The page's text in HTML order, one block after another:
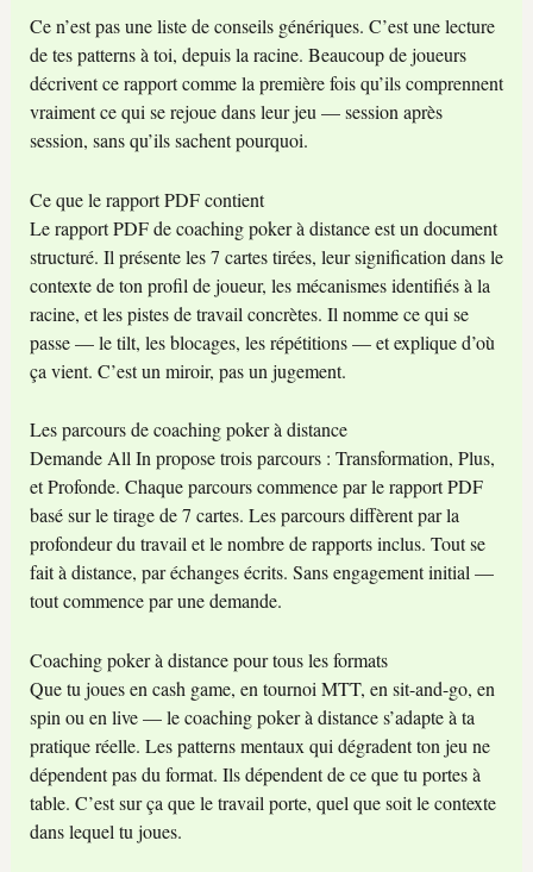
Ce n’est pas une liste de conseils génériques. C’est une lecture
de tes patterns à toi, depuis la racine. Beaucoup de joueurs
décrivent ce rapport comme la première fois qu’ils comprennent
vraiment ce qui se rejoue dans leur jeu — session après
session, sans qu’ils sachent pourquoi.
Ce que le rapport PDF contient
Le rapport PDF de coaching poker à distance est un document
structuré. Il présente les 7 cartes tirées, leur signification dans le
contexte de ton profil de joueur, les mécanismes identifiés à la
racine, et les pistes de travail concrètes. Il nomme ce qui se
passe — le tilt, les blocages, les répétitions — et explique d’où
ça vient. C’est un miroir, pas un jugement.
Les parcours de coaching poker à distance
Demande All In propose trois parcours : Transformation, Plus,
et Profonde. Chaque parcours commence par le rapport PDF
basé sur le tirage de 7 cartes. Les parcours diffèrent par la
profondeur du travail et le nombre de rapports inclus. Tout se
fait à distance, par échanges écrits. Sans engagement initial —
tout commence par une demande.
Coaching poker à distance pour tous les formats
Que tu joues en cash game, en tournoi MTT, en sit-and-go, en
spin ou en live — le coaching poker à distance s’adapte à ta
pratique réelle. Les patterns mentaux qui dégradent ton jeu ne
dépendent pas du format. Ils dépendent de ce que tu portes à
table. C’est sur ça que le travail porte, quel que soit le contexte
dans lequel tu joues.